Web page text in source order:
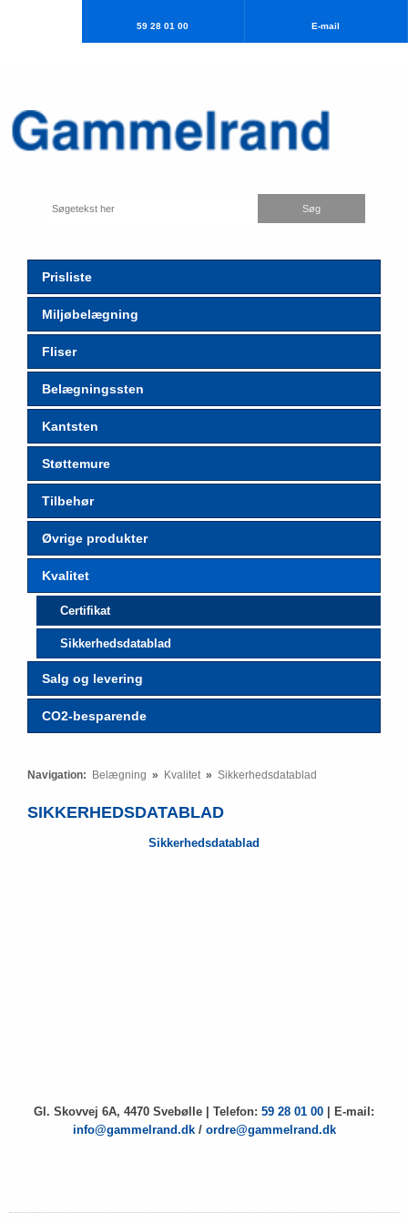
59 28 01 00 E-mail​
Prisliste
Miljøbelægning
Fliser
Belægningssten
Kantsten
Støttemure
Tilbehør
Øvrige produkter
Kvalitet
Certifikat
Sikkerhedsdatablad
Salg og levering
CO2-besparende
Navigation: Belægning » Kvalitet » Sikkerhedsdatablad
SIKKERHEDSDATABLAD
Sikkerhedsdatablad
Gl. Skovvej 6A, 4470 Svebølle | Telefon: 59 28 01 00 | E-mail:
info@gammelrand.dk / ordre@gammelrand.dk